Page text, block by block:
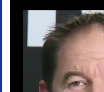
vidéo